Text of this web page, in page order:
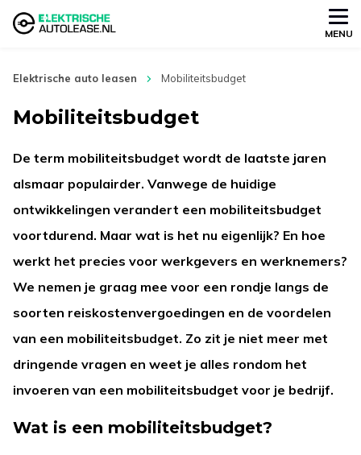
MENU
Elektrische auto leasen Mobiliteitsbudget
Mobiliteitsbudget
De term mobiliteitsbudget wordt de laatste jaren
alsmaar populairder. Vanwege de huidige
ontwikkelingen verandert een mobiliteitsbudget
voortdurend. Maar wat is het nu eigenlijk? En hoe
werkt het precies voor werkgevers en werknemers?
We nemen je graag mee voor een rondje langs de
soorten reiskostenvergoedingen en de voordelen
van een mobiliteitsbudget. Zo zit je niet meer met
dringende vragen en weet je alles rondom het
invoeren van een mobiliteitsbudget voor je bedrijf.
Wat is een mobiliteitsbudget?